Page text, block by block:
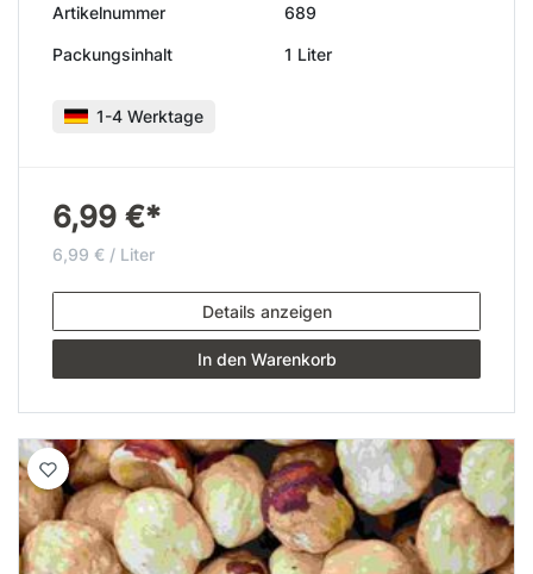
Artikelnummer 689
Packungsinhalt 1 Liter
1-4 Werktage
6,99 €*
6,99 € / Liter
Details anzeigen
In den Warenkorb